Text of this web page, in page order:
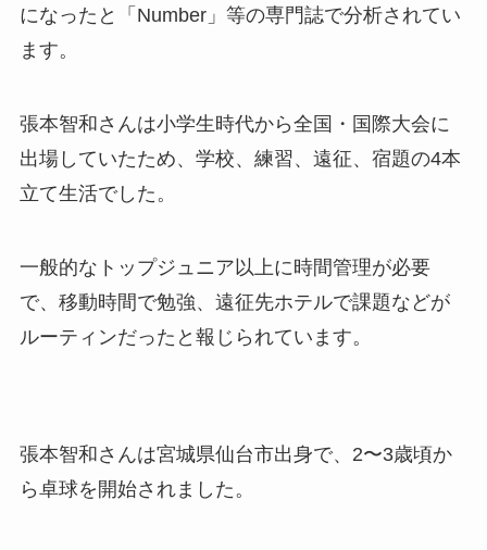
になったと「Number」等の専門誌で分析されてい
ます。
張本智和さんは小学生時代から全国・国際大会に
出場していたため、学校、練習、遠征、宿題の4本
立て生活でした。
一般的なトップジュニア以上に時間管理が必要
で、移動時間で勉強、遠征先ホテルで課題などが
ルーティンだったと報じられています。
張本智和さんは宮城県仙台市出身で、2〜3歳頃か
ら卓球を開始されました。